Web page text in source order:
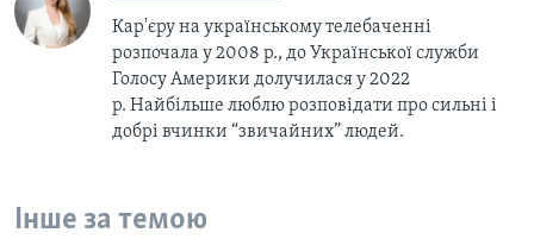
Кар'єру на українському телебаченні
розпочала у 2008 р., до Української служби
Голосу Америки долучилася у 2022
р. Найбільше люблю розповідати про сильні і
добрі вчинки “звичайних” людей.
Інше за темою